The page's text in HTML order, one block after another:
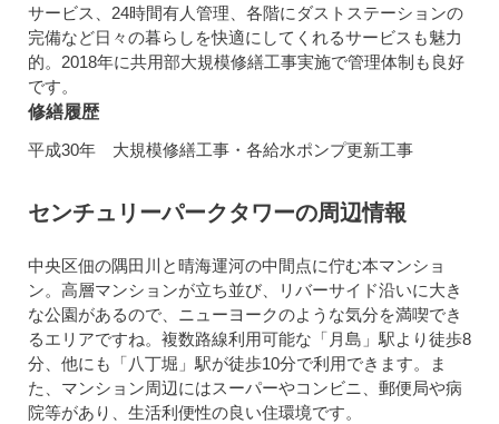
サービス、24時間有人管理、各階にダストステーションの
完備など日々の暮らしを快適にしてくれるサービスも魅力
的。2018年に共用部大規模修繕工事実施で管理体制も良好
です。
修繕履歴
平成30年 大規模修繕工事・各給水ポンプ更新工事
センチュリーパークタワーの周辺情報
中央区佃の隅田川と晴海運河の中間点に佇む本マンショ
ン。高層マンションが立ち並び、リバーサイド沿いに大き
な公園があるので、ニューヨークのような気分を満喫でき
るエリアですね。複数路線利用可能な「月島」駅より徒歩8
分、他にも「八丁堀」駅が徒歩10分で利用できます。ま
た、マンション周辺にはスーパーやコンビニ、郵便局や病
院等があり、生活利便性の良い住環境です。